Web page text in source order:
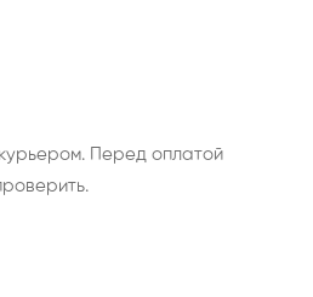
Перед оплатой